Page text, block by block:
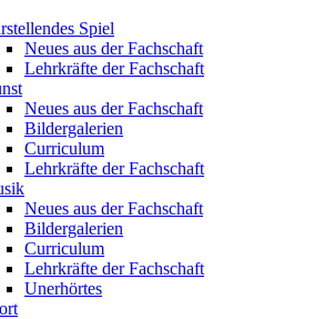
Spiel
Neues aus der Fachschaft
Lehrkräfte der Fachschaft
Neues aus der Fachschaft
Bildergalerien
Curriculum
Lehrkräfte der Fachschaft
Neues aus der Fachschaft
Bildergalerien
Curriculum
Lehrkräfte der Fachschaft
Unerhörtes